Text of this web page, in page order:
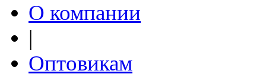
О компании
|
Оптовикам